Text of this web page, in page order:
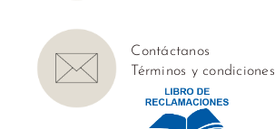
Contáctanos
Términos y condiciones